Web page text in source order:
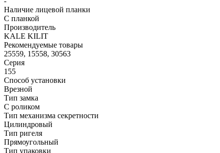
Наличие лицевой планки
С планкой
Производитель
KALE KILIT
Рекомендуемые товары
25559, 15558, 30563
Серия
155
Способ установки
Врезной
Тип замка
С роликом
Тип механизма секретности
Цилиндровый
Тип ригеля
Прямоугольный
Тип упаковки